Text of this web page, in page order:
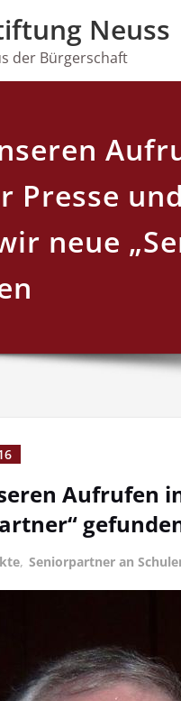
Neuss
der Bürgerschaft
Presse
neue
Aufrufen
, Seniorpartner an